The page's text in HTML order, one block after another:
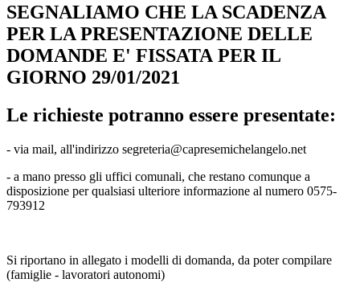
SEGNALIAMO CHE LA SCADENZA
PER LA PRESENTAZIONE DELLE
DOMANDE E' FISSATA PER IL
GIORNO 29/01/2021
Le richieste potranno essere presentate:
- via mail, all'indirizzo segreteria@capresemichelangelo.net
- a mano presso gli uffici comunali, che restano comunque a
disposizione per qualsiasi ulteriore informazione al numero 0575-
793912
Si riportano in allegato i modelli di domanda, da poter compilare
(famiglie - lavoratori autonomi)